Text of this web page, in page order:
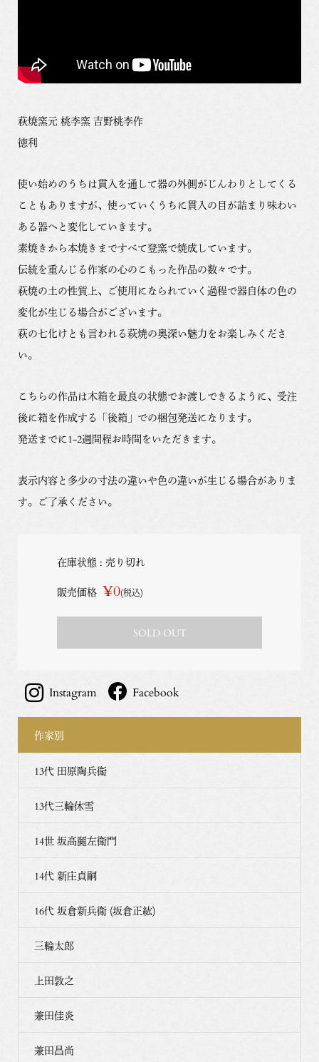
萩焼窯元 桃李窯 吉野桃李作
徳利
使い始めのうちは貫入を通して器の外側がじんわりとしてくる
こともありますが、使っていくうちに貫入の目が詰まり味わい
ある器へと変化していきます。
素焼きから本焼きまですべて登窯で焼成しています。
伝統を重んじる作家の心のこもった作品の数々です。
萩焼の土の性質上、ご使用になられていく過程で器自体の色の
変化が生じる場合がございます。
萩の七化けとも言われる萩焼の奥深い魅力をお楽しみくださ
い。
こちらの作品は木箱を最良の状態でお渡しできるように、受注
後に箱を作成する「後箱」での梱包発送になります。
発送までに1-2週間程お時間をいただきます。
表示内容と多少の寸法の違いや色の違いが生じる場合がありま
す。ご了承ください。
在庫状態 : 売り切れ
販売価格 ¥0(税込)
SOLD OUT
Instagram Facebook
作家別
13代 田原陶兵衛
13代三輪休雪
14世 坂高麗左衛門
14代 新庄貞嗣
16代 坂倉新兵衛 (坂倉正紘)
三輪太郎
上田敦之
兼田佳炎
兼田昌尚